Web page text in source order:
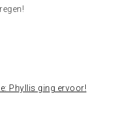
Phyllis ging ervoor!